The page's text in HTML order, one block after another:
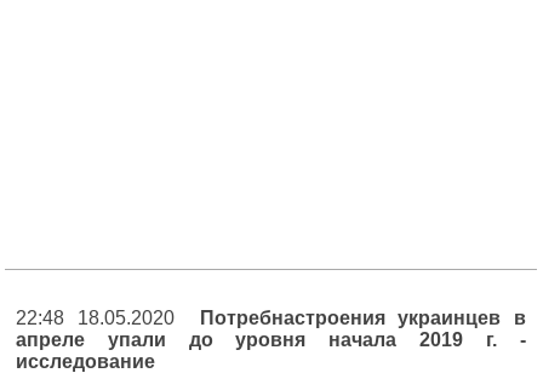
22:48 18.05.2020
Потребнастроения украинцев в
апреле упали до уровня начала 2019 г. -
исследование